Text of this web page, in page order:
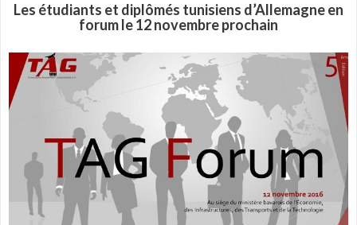
Les étudiants et diplômés tunisiens d’Allemagne en
forum le 12 novembre prochain